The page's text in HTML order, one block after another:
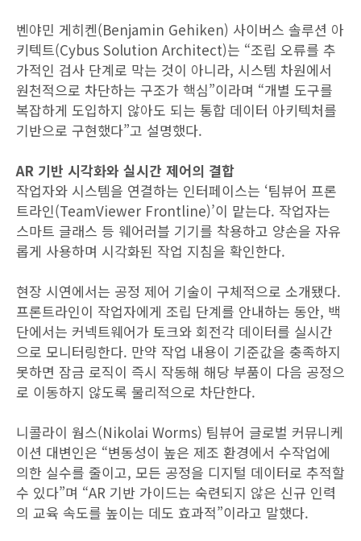
벤야민 게히켄(Benjamin Gehiken) 사이버스 솔루션 아
키텍트(Cybus Solution Architect)는 “조립 오류를 추
가적인 검사 단계로 막는 것이 아니라, 시스템 차원에서
원천적으로 차단하는 구조가 핵심”이라며 “개별 도구를
복잡하게 도입하지 않아도 되는 통합 데이터 아키텍처를
기반으로 구현했다”고 설명했다.
AR 기반 시각화와 실시간 제어의 결합
작업자와 시스템을 연결하는 인터페이스는 ‘팀뷰어 프론
트라인(TeamViewer Frontline)’이 맡는다. 작업자는
스마트 글래스 등 웨어러블 기기를 착용하고 양손을 자유
롭게 사용하며 시각화된 작업 지침을 확인한다.
현장 시연에서는 공정 제어 기술이 구체적으로 소개됐다.
프론트라인이 작업자에게 조립 단계를 안내하는 동안, 백
단에서는 커넥트웨어가 토크와 회전각 데이터를 실시간
으로 모니터링한다. 만약 작업 내용이 기준값을 충족하지
못하면 잠금 로직이 즉시 작동해 해당 부품이 다음 공정으
로 이동하지 않도록 물리적으로 차단한다.
니콜라이 웜스(Nikolai Worms) 팀뷰어 글로벌 커뮤니케
이션 대변인은 “변동성이 높은 제조 환경에서 수작업에
의한 실수를 줄이고, 모든 공정을 디지털 데이터로 추적할
수 있다”며 “AR 기반 가이드는 숙련되지 않은 신규 인력
의 교육 속도를 높이는 데도 효과적”이라고 말했다.